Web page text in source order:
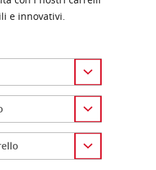
e innovativi.